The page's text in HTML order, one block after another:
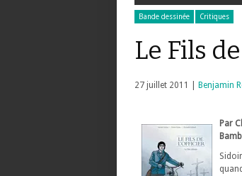
Bande dessinée Critiques
Le Fils
27 juillet 2011 | Benjamin
Par